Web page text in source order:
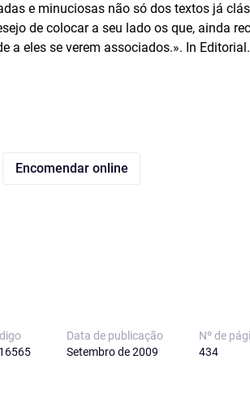
e minuciosas não só dos textos já
de colocar a seu lado os que, ainda
a eles se verem associados.». In Editorial.
Encomendar online
Data de publicação
Setembro de 2009
Nº de
434